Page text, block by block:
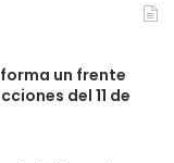
un frente
del 11 de